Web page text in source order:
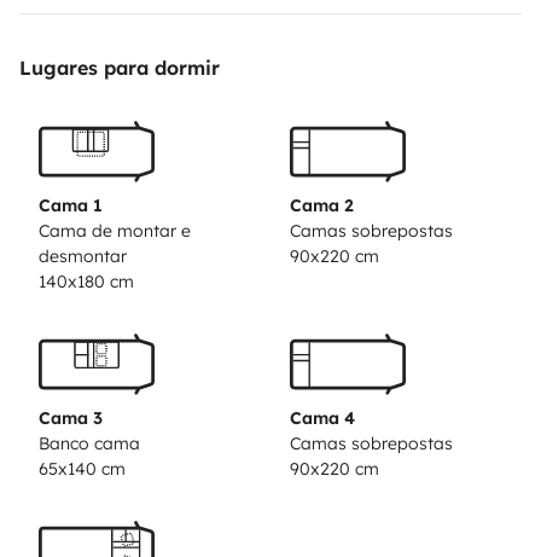
Lugares para dormir
Cama 1
Cama de montar e
desmontar
140x180 cm
Cama 2
Camas sobrepostas
90x220 cm
Cama 3
Banco cama
65x140 cm
Cama 4
Camas sobrepostas
90x220 cm